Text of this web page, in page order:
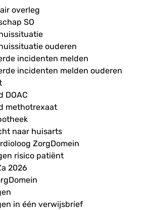
overleg
SO
ouderen
incidenten melden
incidenten melden ouderen
DOAC
methotrexaat
naar huisarts
ZorgDomein
risico patiënt
2026
in één verwijsbrief